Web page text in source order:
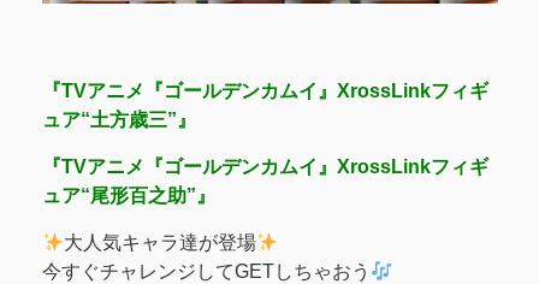
『TVアニメ『ゴールデンカムイ』XrossLinkフィギ
ュア“土方歳三”』
『TVアニメ『ゴールデンカムイ』XrossLinkフィギ
ュア“尾形百之助”』
大人気キャラ達が登場
今すぐチャレンジしてGETしちゃおう